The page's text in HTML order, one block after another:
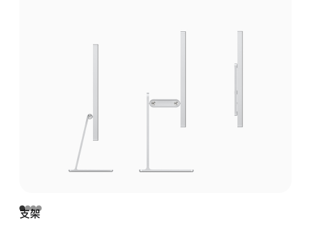
支架